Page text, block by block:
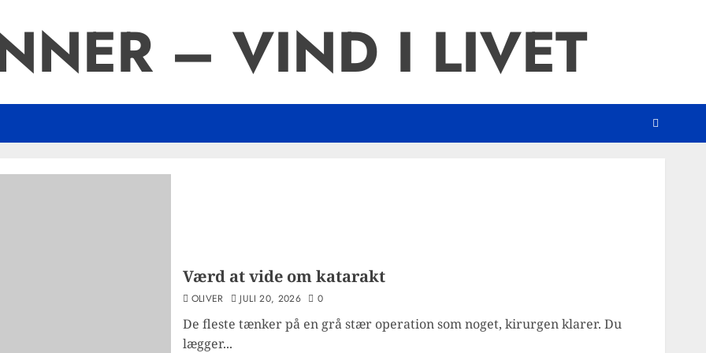
– VIND I LIVET
Værd at vide om katarakt
OLIVER JULI 20, 2026 0
De fleste tænker på en grå stær operation som noget, kirurgen klarer. Du
lægger...